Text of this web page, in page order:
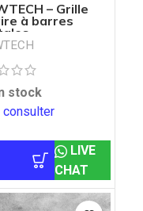
– Grille
à barres
stock
consulter
LIVE
CHAT